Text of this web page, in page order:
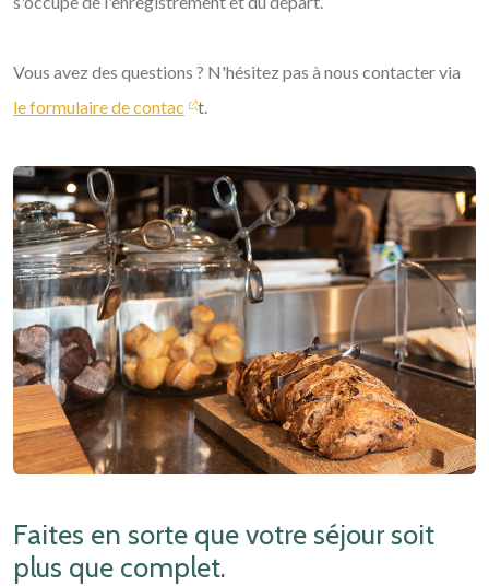
Vous avez des questions ? N'hésitez pas à nous contacter via
le formulaire de contac
t.
Faites en sorte que votre séjour soit
plus que complet.